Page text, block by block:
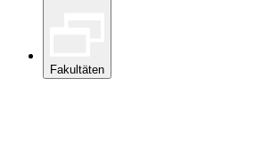
Fakultäten